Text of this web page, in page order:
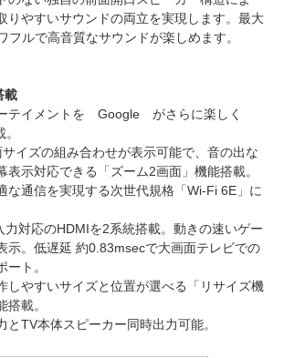
りやすいサウンドの両立を実現します。最大
フルで高音質なサウンドが楽しめます。
載
ーテイメントを Google がさらに楽しく
サイズの組み合わせが表示可能で、音の出な
表示対応できる「ズーム2画面」機能搭載。
な通信を実現する次世代規格「Wi-Fi 6E」に
力対応のHDMIを2系統搭載。動きの速いゲー
示。低遅延 約0.83msecで大画面テレビでの
ト。
しやすいサイズと位置が選べる「リサイズ機
載。
とTV本体スピーカー同時出力可能。